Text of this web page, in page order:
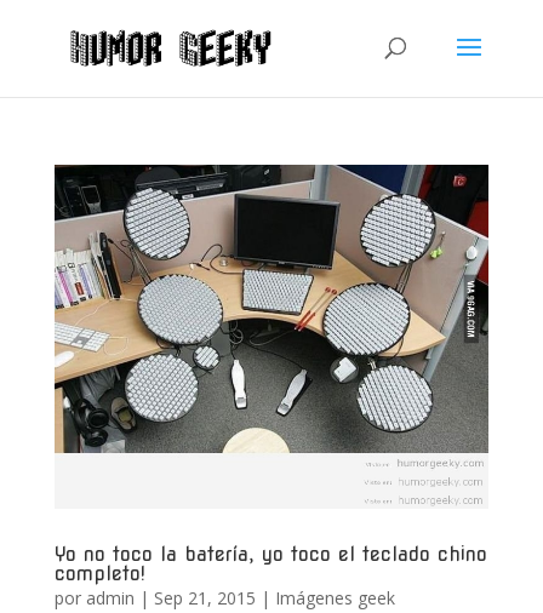
Yo no toco la batería, yo toco el teclado chino
completo!
por admin | Sep 21, 2015 | Imágenes geek